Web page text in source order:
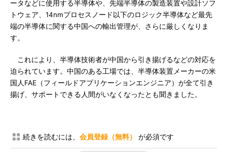
ータなどに使用する半導体や、先端半導体の製造装置や設計ソフ
トウェア、14nmプロセスノード以下のロジック半導体など最先
端の半導体に関する中国への輸出管理が、さらに厳しくなりま
す。
これにより、半導体技術者が中国から引き揚げるなどの対応を
迫られています。中国のある工場では、半導体装置メーカーの米
国人FAE（フィールドアプリケーションエンジニア）が全て引き
揚げ、サポートできる人間がいなくなったとも聞きました。
続きを読むには、 会員登録（無料） が必須です